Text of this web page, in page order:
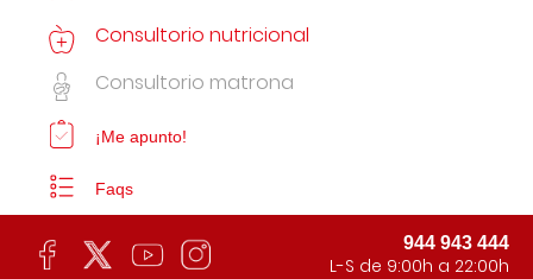
Consultorio nutricional
Consultorio matrona
¡Me apunto!
Faqs
944 943 444
L-S de 9:00h a 22:00h